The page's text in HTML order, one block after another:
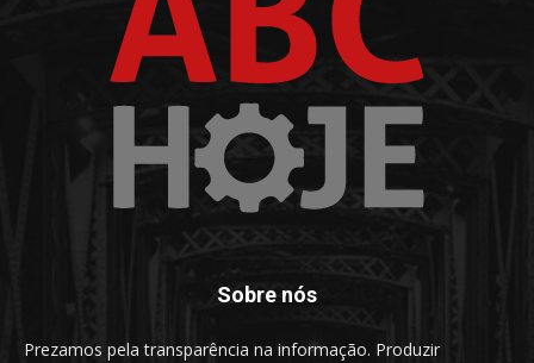
Sobre nós
Prezamos pela transparência na informação. Produzir